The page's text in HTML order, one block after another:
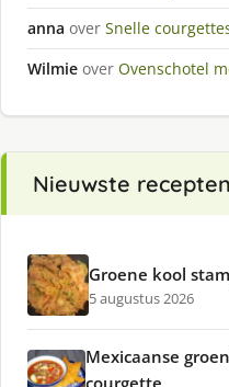
anna over Snelle
Wilmie over Ovenschotel
Nieuwste recepten
Groene kool
5 augustus 2026
Mexicaanse